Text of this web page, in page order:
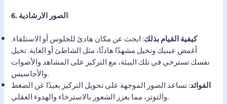
6. الصور الارشادية
كيفية القيام بذلك: ابحث عن مكان هادئ للجلوس أو الاستلقاء.
أغمض عينيك وتخيل مشهدًا هادئًا، مثل الشاطئ أو الغابة. تخيل
نفسك تسترخي في تلك البيئة، مع التركيز على المشاهد والأصوات
والأحاسيس.
الفوائد: تساعد الصور الموجهة على تحويل التركيز بعيدًا عن الضغط
والتوتر، مما يعزز الشعور بالاسترخاء والهدوء العقلي.